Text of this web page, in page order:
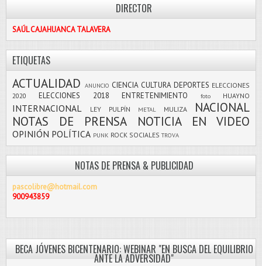
DIRECTOR
SAÚL CAJAHUANCA TALAVERA
ETIQUETAS
ACTUALIDAD ANUNCIO CIENCIA CULTURA DEPORTES ELECCIONES
2020
ELECCIONES 2018 ENTRETENIMIENTO foto HUAYNO
INTERNACIONAL LEY PULPÍN METAL MULIZA
NACIONAL
NOTAS DE PRENSA
NOTICIA EN VIDEO
OPINIÓN POLÍTICA PUNK ROCK SOCIALES TROVA
NOTAS DE PRENSA & PUBLICIDAD
pascolibre@hotmail.com
900943859
BECA JÓVENES BICENTENARIO: WEBINAR "EN BUSCA DEL EQUILIBRIO
ANTE LA ADVERSIDAD"